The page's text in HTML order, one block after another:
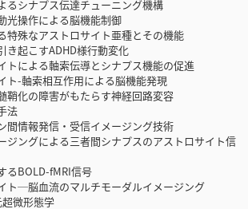
るシナプス伝達チューニング機構
光操作による脳機能制御
特殊なアストロサイト亜種とその機能
き起こすADHD様行動変化
トによる軸索伝導とシナプス機能の促進
ト-軸索相互作用による脳機能発現
鞘化の障害がもたらす神経回路変容
法
間情報発信・受信イメージング技術
ジングによる三者間シナプスのアストロサイト信
るBOLD-fMRI信号
ト─脳血流のマルチモーダルイメージング
微形態学